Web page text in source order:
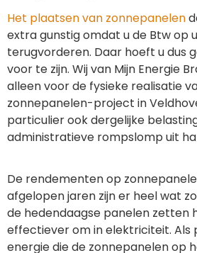
Het plaatsen van zonnepanelen
extra gunstig omdat u de Btw op
terugvorderen. Daar hoeft u dus
voor te zijn. Wij van Mijn Energie
alleen voor de fysieke realisatie
zonnepanelen-project in
particulier ook dergelijke
administratieve rompslomp uit
De rendementen op
afgelopen jaren zijn er heel wat
de hedendaagse panelen zetten
effectiever om in elektriciteit. Als
energie die de zonnepanelen op